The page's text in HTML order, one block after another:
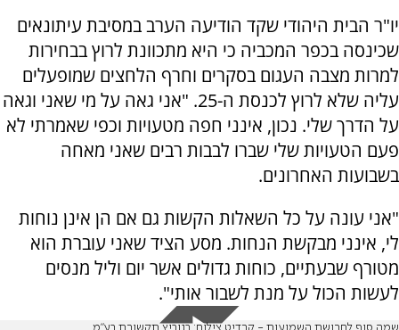
יו"ר הבית היהודי שקד הודיעה הערב במסיבת עיתונאים
שכינסה בכפר המכביה כי היא מתכוונת לרוץ בבחירות
למרות מצבה העגום בסקרים וחרף הלחצים שמופעלים
עליה שלא לרוץ לכנסת ה-25. "אני גאה על מי שאני וגאה
על הדרך שלי. נכון, אינני חפה מטעויות וכפי שאמרתי לא
פעם הטעויות שלי שברו לבבות רבים שאני מאחה
בשבועות האחרונים.
"אני עונה על כל השאלות הקשות גם אם הן אינן נוחות
לי, אינני מבקשת הנחות. מסע הציד שאני עוברת הוא
מטורף שבעתיים, כוחות גדולים אשר יום וליל מנסים
לעשות הכול על מנת לשבור אותי".